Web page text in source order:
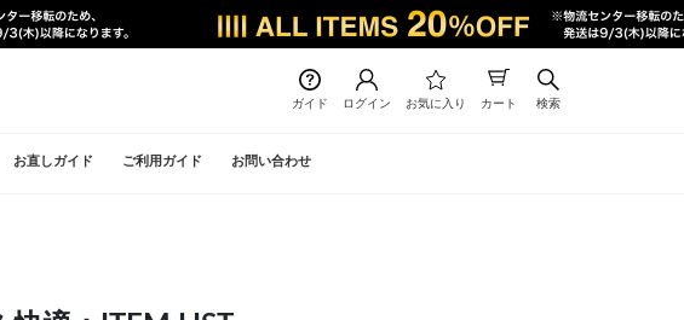
ガイド ログイン お気に入り カート 検索
お直しガイド ご利用ガイド お問い合わせ